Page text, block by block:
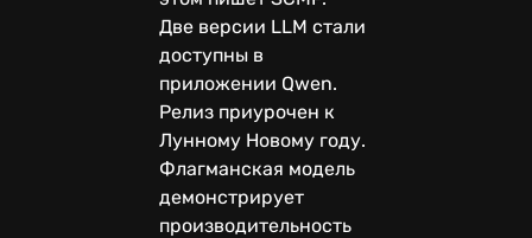
Две версии LLM стали
доступны в
приложении Qwen.
Релиз приурочен к
Лунному Новому году.
Флагманская модель
демонстрирует
производительность